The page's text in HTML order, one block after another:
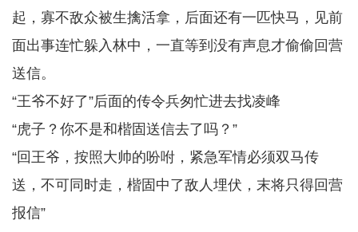
起，寡不敌众被生擒活拿，后面还有一匹快马，见前
面出事连忙躲入林中，一直等到没有声息才偷偷回营
送信。
“王爷不好了”后面的传令兵匆忙进去找凌峰
“虎子？你不是和楷固送信去了吗？”
“回王爷，按照大帅的吩咐，紧急军情必须双马传
送，不可同时走，楷固中了敌人埋伏，末将只得回营
报信”